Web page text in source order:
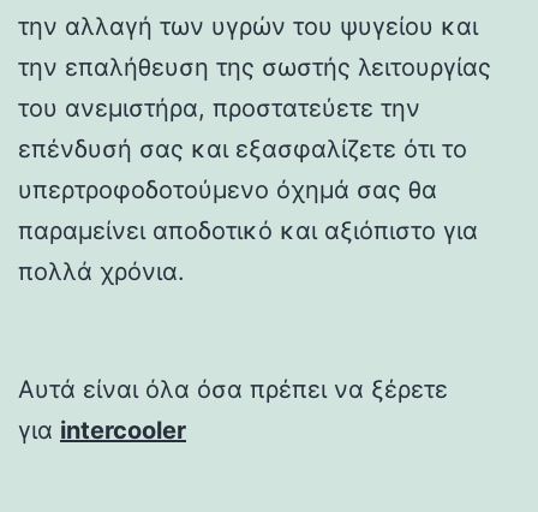
την αλλαγή των υγρών του ψυγείου και
την επαλήθευση της σωστής λειτουργίας
του ανεμιστήρα, προστατεύετε την
επένδυσή σας και εξασφαλίζετε ότι το
υπερτροφοδοτούμενο όχημά σας θα
παραμείνει αποδοτικό και αξιόπιστο για
πολλά χρόνια.
Αυτά είναι όλα όσα πρέπει να ξέρετε
για intercooler